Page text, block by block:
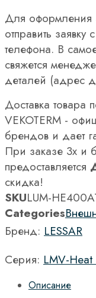
Для оформления
отправить
телефона. В
свяжется
деталей (адрес
Доставка
VEKOTERM -
брендов и дает
При заказе 3х и
предоставляется
скидка!
SKULUM-
Categories
Бренд: LESSAR
Серия: LMV-Heat
Описание